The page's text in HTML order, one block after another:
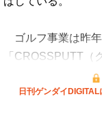
ゴルフ事業は昨
「CROSSPUTT（
日刊ゲンダイDIGITAL